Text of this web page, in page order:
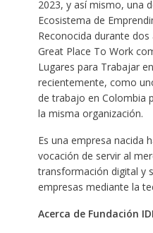
2023, y así mismo, una
Ecosistema de
Reconocida durante
Great Place To Work
Lugares para Trabajar
recientemente, como
de trabajo en Colombia
la misma organización.
Es una empresa nacida
vocación de servir al
transformación digital y
empresas mediante la
Acerca de Fundación